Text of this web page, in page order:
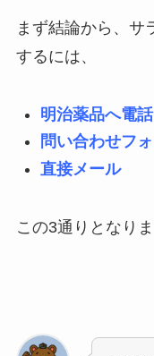
まず結論から、サ
するには、
明治薬品へ電話
問い合わせフ
直接メール
この3通りとなりま